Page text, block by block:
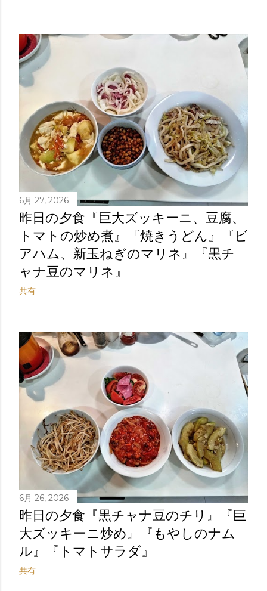
6月 27, 2026
昨日の夕食『巨大ズッキーニ、豆腐、
トマトの炒め煮』『焼きうどん』『ビ
アハム、新玉ねぎのマリネ』『黒チ
ャナ豆のマリネ』
共有
6月 26, 2026
昨日の夕食『黒チャナ豆のチリ』『巨
大ズッキーニ炒め』『もやしのナム
ル』『トマトサラダ』
共有